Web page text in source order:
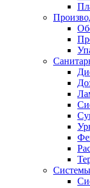
Системы